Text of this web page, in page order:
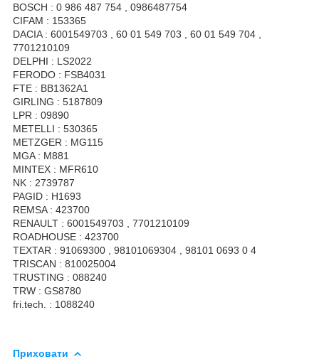
BOSCH : 0 986 487 754 , 0986487754
CIFAM : 153365
DACIA : 6001549703 , 60 01 549 703 , 60 01 549 704 ,
7701210109
DELPHI : LS2022
FERODO : FSB4031
FTE : BB1362A1
GIRLING : 5187809
LPR : 09890
METELLI : 530365
METZGER : MG115
MGA : M881
MINTEX : MFR610
NK : 2739787
PAGID : H1693
REMSA : 423700
RENAULT : 6001549703 , 7701210109
ROADHOUSE : 423700
TEXTAR : 91069300 , 98101069304 , 98101 0693 0 4
TRISCAN : 810025004
TRUSTING : 088240
TRW : GS8780
fri.tech. : 1088240
Приховати